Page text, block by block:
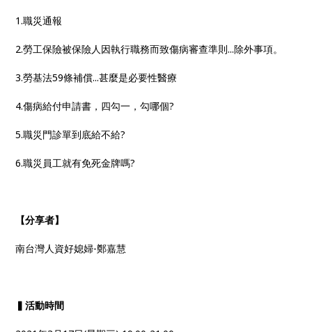
1.職災通報
2.勞工保險被保險人因執行職務而致傷病審查準則...除外事項。
3.勞基法59條補償...甚麼是必要性醫療
4.傷病給付申請書，四勾一，勾哪個?
5.職災門診單到底給不給?
6.職災員工就有免死金牌嗎?
【分享者】
南台灣人資好媳婦-鄭嘉慧
▍活動時間